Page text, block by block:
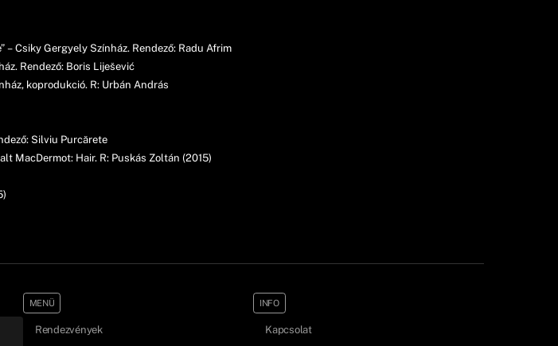
Csiky Gergyely Színház. Rendező: Radu Afrim
Rendező: Boris Liješević
koprodukció. R: Urbán András
Silviu Purcărete
MacDermot: Hair. R: Puskás Zoltán (2015)
MENÜ
Rendezvények
INFO
Kapcsolat